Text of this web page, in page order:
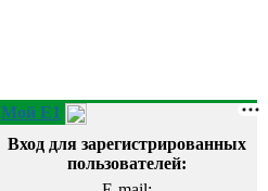
Мой E1
Вход для зарегистрированных
пользователей: